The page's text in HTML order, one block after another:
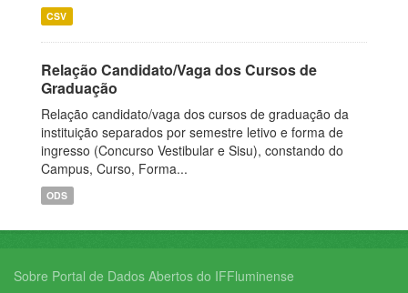
CSV
Relação Candidato/Vaga dos Cursos de
Graduação
Relação candidato/vaga dos cursos de graduação da
instituição separados por semestre letivo e forma de
ingresso (Concurso Vestibular e Sisu), constando do
Campus, Curso, Forma...
ODS
Sobre Portal de Dados Abertos do IFFluminense